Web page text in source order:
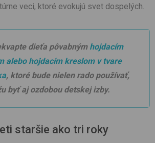
veci, ktoré evokujú svet dospelých.
dieťa pôvabným hojdacím
alebo hojdacím kreslom v tvare
, ktoré bude nielen rado používať,
byť aj ozdobou detskej izby.
staršie ako tri roky